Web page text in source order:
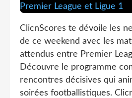
ClicnScores te dévoile les
de ce weekend avec les
attendus entre Premier
Découvre le programme
rencontres décisives qui
soirées footballistiques.